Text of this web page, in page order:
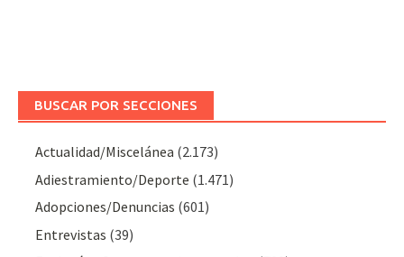
BUSCAR POR SECCIONES
Actualidad/Miscelánea (2.173)
Adiestramiento/Deporte (1.471)
Adopciones/Denuncias (601)
Entrevistas (39)